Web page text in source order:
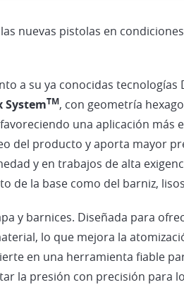
nuevas pistolas en
a su ya conocidas tecnologías
SystemTM, con geometría
una aplicación más
del producto y aporta mayor
y en trabajos de alta
la base como del barniz,
y barnices. Diseñada para
lo que mejora la
en una herramienta fiable
la presión con precisión para